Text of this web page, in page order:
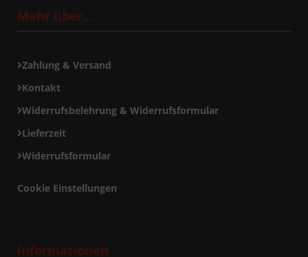
Mehr über...
Zahlung & Versand
Kontakt
Widerrufsbelehrung & Widerrufsformular
Lieferzeit
Widerrufsformular
Cookie Einstellungen
Informationen